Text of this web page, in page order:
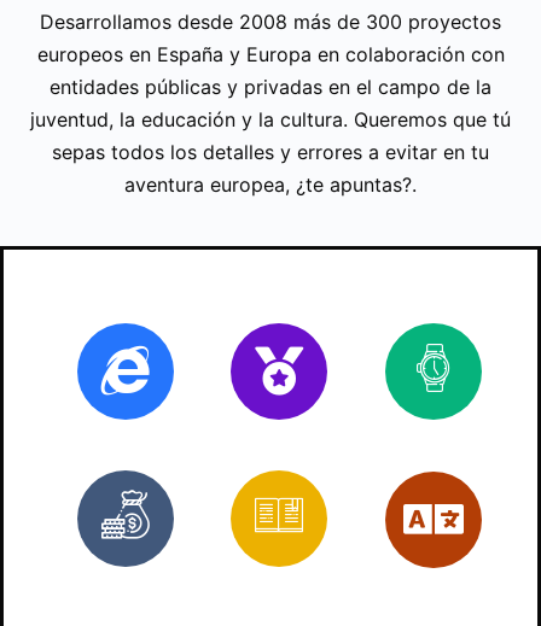
Desarrollamos desde 2008 más de 300 proyectos
europeos en España y Europa en colaboración con
entidades públicas y privadas en el campo de la
juventud, la educación y la cultura. Queremos que tú
sepas todos los detalles y errores a evitar en tu
aventura europea, ¿te apuntas?.
Online
Bonificado
Certificado
trabajos